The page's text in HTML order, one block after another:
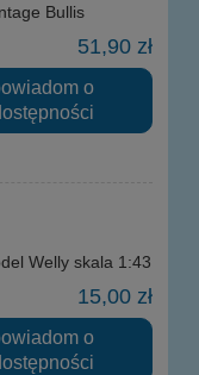
Bullis
51,90 zł
o
Welly skala 1:43
15,00 zł
o